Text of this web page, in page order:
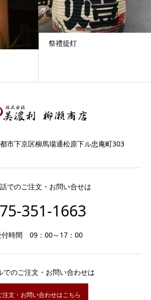
祭禮提灯
市下京区柳馬場通松原下ル忠庵町303
でのご注文・お問い合せは
351-1663
付時間 09：00～17：00
でのご注文・お問い合わせは
注文・お問い合わせはこちら